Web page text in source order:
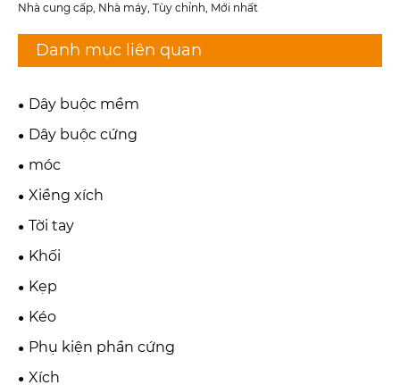
Nhà cung cấp, Nhà máy, Tùy chỉnh, Mới nhất
Danh mục liên quan
Dây buộc mềm
Dây buộc cứng
móc
Xiềng xích
Tời tay
Khối
Kẹp
Kéo
Phụ kiện phần cứng
Xích